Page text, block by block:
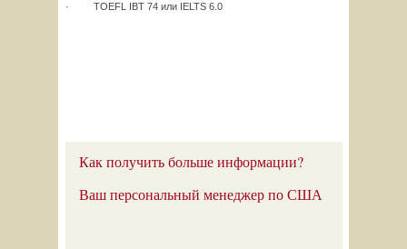
· TOEFL IBT 74 или IELTS 6.0
Как получить больше информации?
Ваш персональный менеджер по США